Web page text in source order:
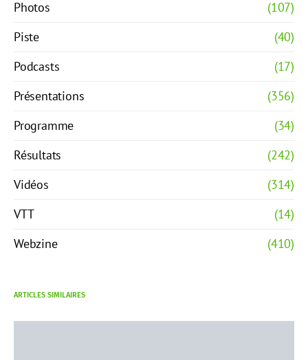
Photos
(107)
Piste
(40)
Podcasts
(17)
Présentations
(356)
Programme
(34)
Résultats
(242)
Vidéos
(314)
VTT
(14)
Webzine
(410)
ARTICLES SIMILAIRES